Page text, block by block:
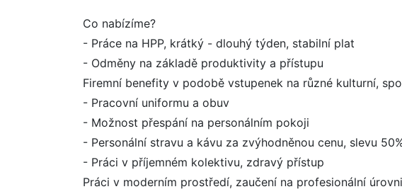
Co nabízíme?
- Práce na HPP, krátký - dlouhý týden, stabilní plat
- Odměny na základě produktivity a přístupu
Firemní benefity v podobě vstupenek na různé kulturní,
- Pracovní uniformu a obuv
- Možnost přespání na personálním pokoji
- Personální stravu a kávu za zvýhodněnou cenu, slevu
- Práci v příjemném kolektivu, zdravý přístup
Práci v moderním prostředí, zaučení na profesionální úrovni